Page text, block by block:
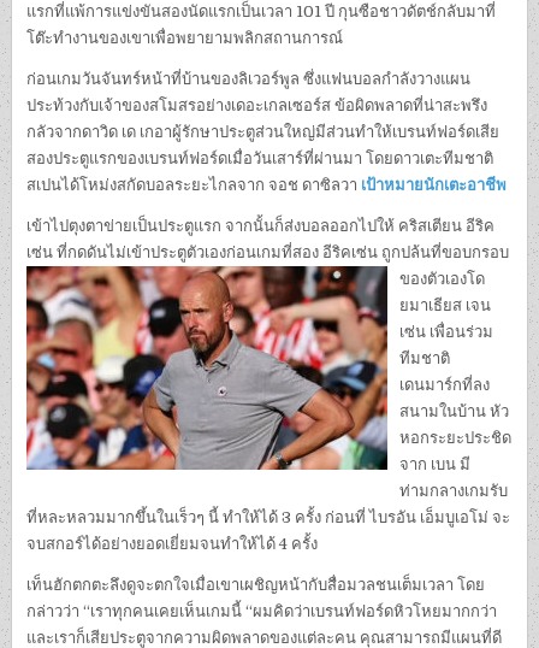
แรกที่แพ้การแข่งขันสองนัดแรกเป็นเวลา 101 ปี กุนซือชาวดัตช์กลับมาที่
โต๊ะทํางานของเขาเพื่อพยายามพลิกสถานการณ์
ก่อนเกมวันจันทร์หน้าที่บ้านของลิเวอร์พูล ซึ่งแฟนบอลกําลังวางแผน
ประท้วงกับเจ้าของสโมสรอย่างเดอะเกลเซอร์ส ข้อผิดพลาดที่น่าสะพรึง
กลัวจากดาวิด เด เกอาผู้รักษาประตูส่วนใหญ่มีส่วนทําให้เบรนท์ฟอร์ดเสีย
สองประตูแรกของเบรนท์ฟอร์ดเมื่อวันเสาร์ที่ผ่านมา โดยดาวเตะทีมชาติ
สเปนได้โหม่งสกัดบอลระยะไกลจาก จอช ดาซิลวา เป้าหมายนักเตะอาชีพ
เข้าไปตุงตาข่ายเป็นประตูแรก จากนั้นก็ส่งบอลออกไปให้ คริสเตียน อีริค
เซ่น ที่กดดันไม่เข้าประตูตัวเองก่อนเกมที่สอง อีริคเซ่น ถูกปล้นที่ขอบกรอบ
ของตัวเองโด
ยมาเธียส เจน
เซ่น เพื่อนร่วม
ทีมชาติ
เดนมาร์กที่ลง
สนามในบ้าน หัว
หอกระยะประชิด
จาก เบน มี
ท่ามกลางเกมรับ
ที่หละหลวมมากขึ้นในเร็วๆ นี้ ทําให้ได้ 3 ครั้ง ก่อนที่ ไบรอัน เอ็มบูเอโม่ จะ
จบสกอร์ได้อย่างยอดเยี่ยมจนทําให้ได้ 4 ครั้ง
เท็นฮักตกตะลึงดูจะตกใจเมื่อเขาเผชิญหน้ากับสื่อมวลชนเต็มเวลา โดย
กล่าวว่า “เราทุกคนเคยเห็นเกมนี้ “ผมคิดว่าเบรนท์ฟอร์ดหิวโหยมากกว่า
และเราก็เสียประตูจากความผิดพลาดของแต่ละคน คุณสามารถมีแผนที่ดี